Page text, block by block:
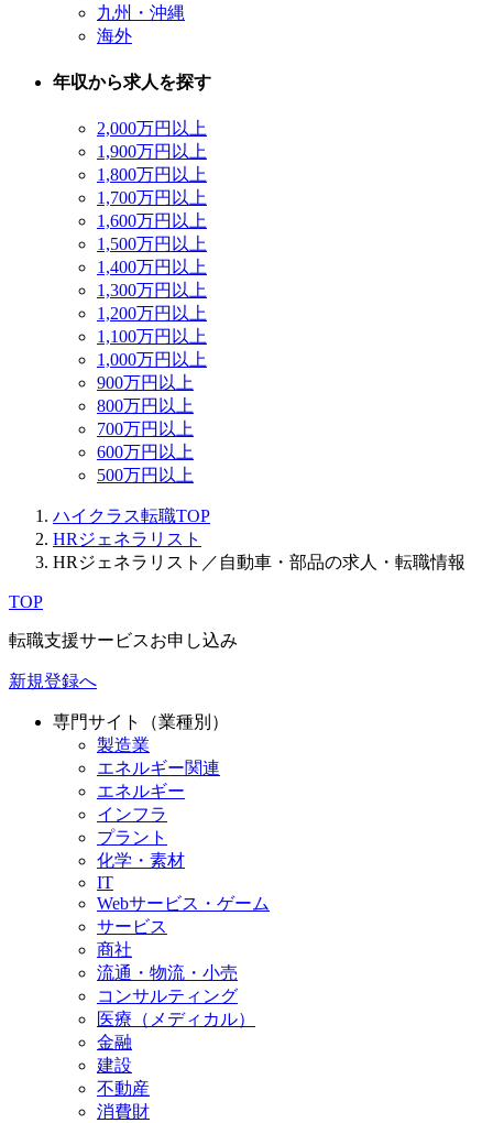
九州・沖縄
海外
年収から求人を探す
2,000万円以上
1,900万円以上
1,800万円以上
1,700万円以上
1,600万円以上
1,500万円以上
1,400万円以上
1,300万円以上
1,200万円以上
1,100万円以上
1,000万円以上
900万円以上
800万円以上
700万円以上
600万円以上
500万円以上
ハイクラス転職TOP
HRジェネラリスト
HRジェネラリスト／自動車・部品の求人・転職情報
TOP
転職支援サービスお申し込み
新規登録へ
専門サイト（業種別）
製造業
エネルギー関連
エネルギー
インフラ
プラント
化学・素材
IT
Webサービス・ゲーム
サービス
商社
流通・物流・小売
コンサルティング
医療（メディカル）
金融
建設
不動産
消費財